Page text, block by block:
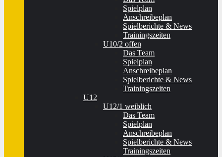
Spielplan
Anschreibeplan
Spielberichte & News
Trainingszeiten
U10/2 offen
Das Team
Spielplan
Anschreibeplan
Spielberichte & News
Trainingszeiten
U12
U12/1 weiblich
Das Team
Spielplan
Anschreibeplan
Spielberichte & News
Trainingszeiten